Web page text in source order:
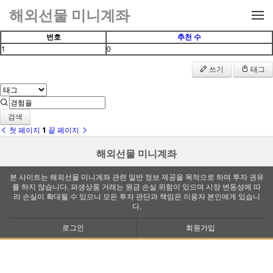
메뉴 건너뛰기
해외선물 미니계좌
번호
추천 수
1
0
쓰기
태그
검색
첫 페이지 1 끝 페이지
해외선물 미니계좌
본 사이트는 해외선물 미니계좌 관련 일반 정보 제공을 목적으로 하며 투자 권유
를 하지 않습니다. 파생상품 거래는 원금 손실 위험이 있으며 시장 변동성에 따
라 손실이 확대될 수 있으니 모든 투자 판단과 책임은 이용자 본인에게 있습니
다.
로그인 회원가입